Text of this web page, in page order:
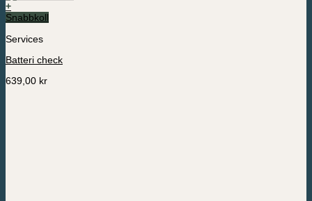
+
Snabbkoll
Services
Batteri check
639,00 kr